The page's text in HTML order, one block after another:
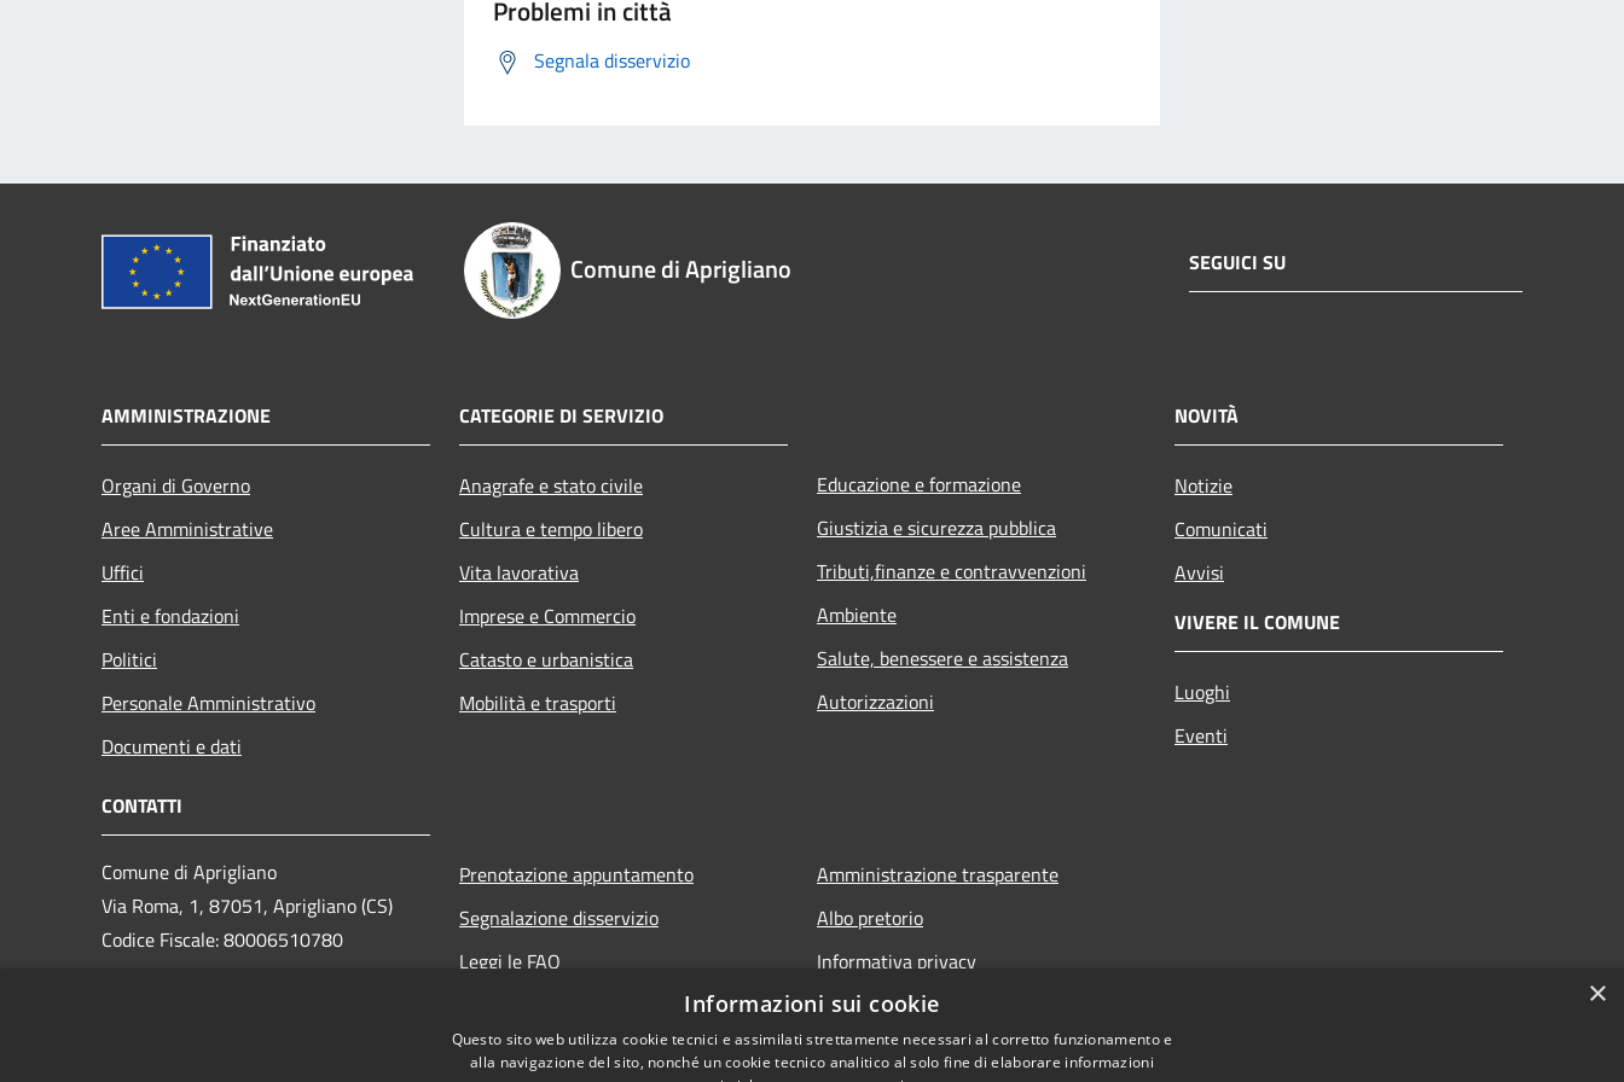
Problemi in città
Segnala disservizio
Comune di Aprigliano SEGUICI SU
AMMINISTRAZIONE
Organi di Governo
Aree Amministrative
Uffici
Enti e fondazioni
Politici
Personale Amministrativo
Documenti e dati
CATEGORIE DI SERVIZIO
Anagrafe e stato civile
Cultura e tempo libero
Vita lavorativa
Imprese e Commercio
Catasto e urbanistica
Mobilità e trasporti
Educazione e formazione
Giustizia e sicurezza pubblica
Tributi,finanze e contravvenzioni
Ambiente
Salute, benessere e assistenza
Autorizzazioni
NOVITÀ
Notizie
Comunicati
Avvisi
VIVERE IL COMUNE
Luoghi
Eventi
CONTATTI
Comune di Aprigliano
Via Roma, 1, 87051, Aprigliano (CS)
Codice Fiscale: 80006510780
Prenotazione appuntamento
Segnalazione disservizio
Leggi le FAQ
Amministrazione trasparente
Albo pretorio
Informativa privacy
Note legali
Dichiarazione di accessibilità
×
Informazioni sui cookie
Questo sito web utilizza cookie tecnici e assimilati strettamente necessari al corretto funzionamento e
alla navigazione del sito, nonché un cookie tecnico analitico al solo fine di elaborare informazioni